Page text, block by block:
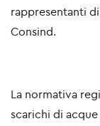
rappresentanti
Consind.
La normativa
scarichi di